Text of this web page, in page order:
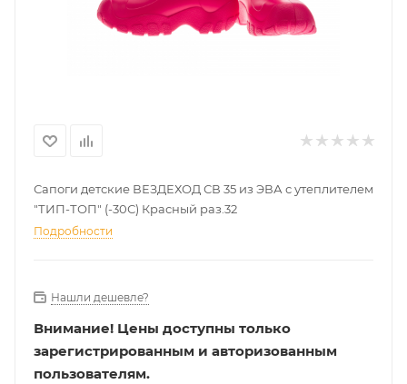
Сапоги детские ВЕЗДЕХОД СВ 35 из ЭВА с утеплителем
"ТИП-ТОП" (-30С) Красный раз.32
Подробности
Нашли дешевле?
Внимание! Цены доступны только
зарегистрированным и авторизованным
пользователям.